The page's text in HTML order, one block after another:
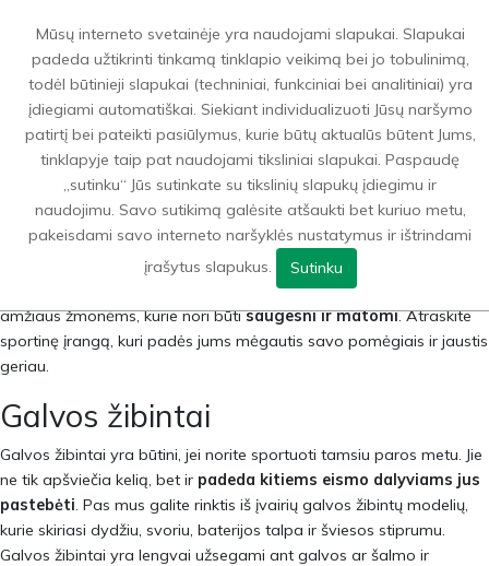
Pasirūpinkite savo ir
artimųjų saugumu
tamsiuoju paros metus
Žiemos ir tamsaus sezono kolekcija skirta aktyviems ir vyresnio
amžiaus žmonėms, kurie nori būtisaugesni ir matomi. Atraskite
sportinę įrangą, kuri padės jums mėgautis savo pomėgiais ir jaustis
geriau.
Galvos žibintai
Galvos žibintai yra būtini, jei norite sportuoti tamsiu paros metu. Jie
ne tik apšviečia kelią, bet ir padeda kitiems eismo dalyviams jus
pastebėti. Pas mus galite rinktis iš įvairių galvos žibintų modelių,
kurie skiriasi dydžiu, svoriu, baterijos talpa ir šviesos stiprumu.
Galvos žibintai yra lengvai užsegami ant galvos ar šalmo ir
Mūsų interneto svetainėje yra naudojami slapukai. Slapukai
padeda užtikrinti tinkamą tinklapio veikimą bei jo tobulinimą,
todėl būtinieji slapukai (techniniai, funkciniai bei analitiniai) yra
įdiegiami automatiškai. Siekiant individualizuoti Jūsų naršymo
patirtį bei pateikti pasiūlymus, kurie būtų aktualūs būtent Jums,
tinklapyje taip pat naudojami tiksliniai slapukai. Paspaudę
„sutinku“ Jūs sutinkate su tikslinių slapukų įdiegimu ir
naudojimu. Savo sutikimą galėsite atšaukti bet kuriuo metu,
pakeisdami savo interneto naršyklės nustatymus ir ištrindami
įrašytus slapukus.
Sutinku